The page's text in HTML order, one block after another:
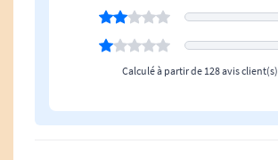
Calculé à partir de 128 avis client(s)